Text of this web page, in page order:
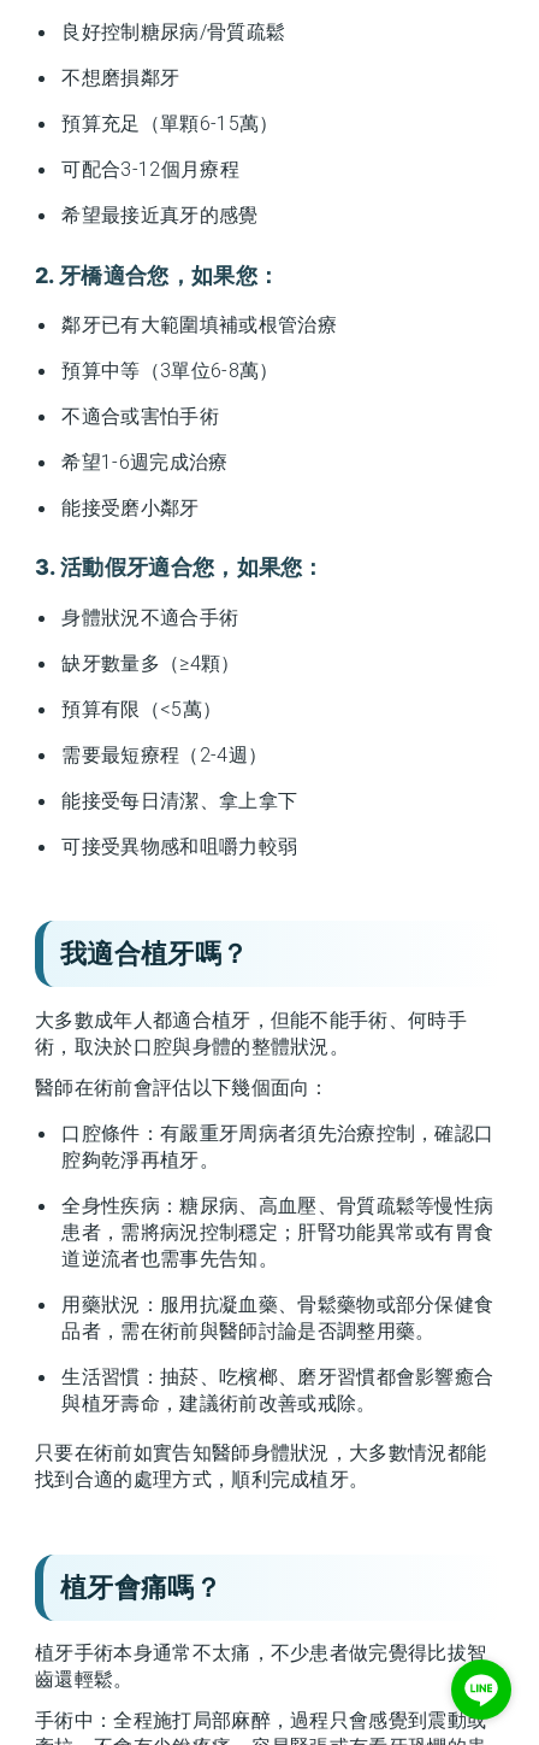
良好控制糖尿病/骨質疏鬆
不想磨損鄰牙
預算充足（單顆6-15萬）
可配合3-12個月療程
希望最接近真牙的感覺
2. 牙橋適合您，如果您：
鄰牙已有大範圍填補或根管治療
預算中等（3單位6-8萬）
不適合或害怕手術
希望1-6週完成治療
能接受磨小鄰牙
3. 活動假牙適合您，如果您：
身體狀況不適合手術
缺牙數量多（≥4顆）
預算有限（<5萬）
需要最短療程（2-4週）
能接受每日清潔、拿上拿下
可接受異物感和咀嚼力較弱
我適合植牙嗎？
大多數成年人都適合植牙，但能不能手術、何時手
術，取決於口腔與身體的整體狀況。
醫師在術前會評估以下幾個面向：
口腔條件：有嚴重牙周病者須先治療控制，確認口
腔夠乾淨再植牙。
全身性疾病：糖尿病、高血壓、骨質疏鬆等慢性病
患者，需將病況控制穩定；肝腎功能異常或有胃食
道逆流者也需事先告知。
用藥狀況：服用抗凝血藥、骨鬆藥物或部分保健食
品者，需在術前與醫師討論是否調整用藥。
生活習慣：抽菸、吃檳榔、磨牙習慣都會影響癒合
與植牙壽命，建議術前改善或戒除。
只要在術前如實告知醫師身體狀況，大多數情況都能
找到合適的處理方式，順利完成植牙。
植牙會痛嗎？
植牙手術本身通常不太痛，不少患者做完覺得比拔智
齒還輕鬆。
手術中：全程施打局部麻醉，過程只會感覺到震動或